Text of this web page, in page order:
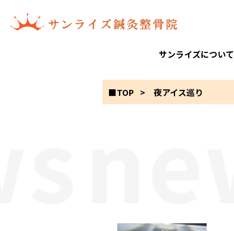
サンライズについて
■TOP 夜アイス巡り